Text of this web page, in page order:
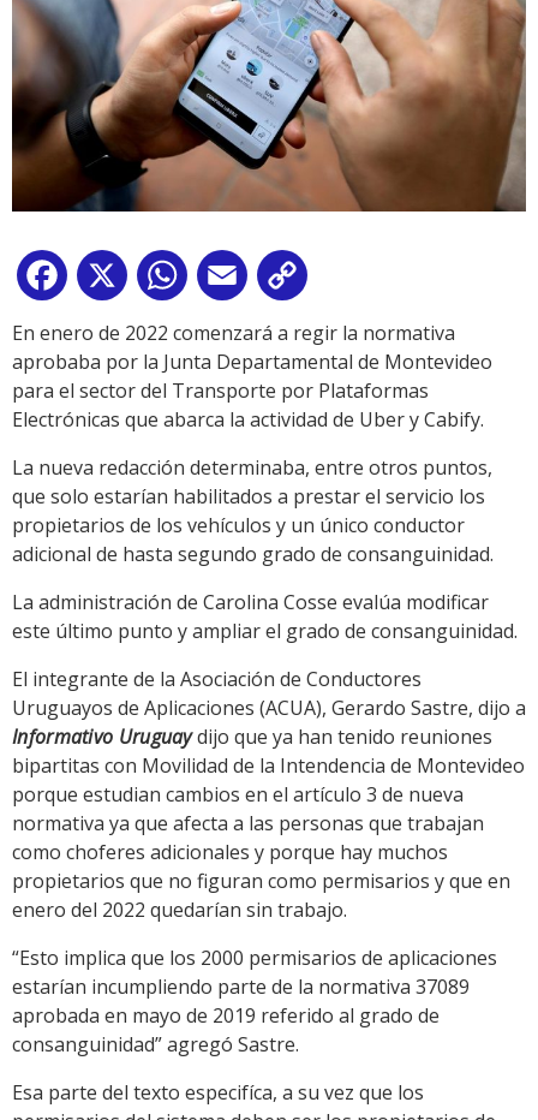
Facebook
X WhatsApp
Email
Link
En enero de 2022 comenzará a regir la normativa
aprobaba por la Junta Departamental de Montevideo
para el sector del Transporte por Plataformas
Electrónicas que abarca la actividad de Uber y Cabify.
La nueva redacción determinaba, entre otros puntos,
que solo estarían habilitados a prestar el servicio los
propietarios de los vehículos y un único conductor
adicional de hasta segundo grado de consanguinidad.
La administración de Carolina Cosse evalúa modificar
este último punto y ampliar el grado de consanguinidad.
El integrante de la Asociación de Conductores
Uruguayos de Aplicaciones (ACUA), Gerardo Sastre, dijo a
Informativo Uruguaydijo que ya han tenido reuniones
bipartitas con Movilidad de la Intendencia de Montevideo
porque estudian cambios en el artículo 3 de nueva
normativa ya que afecta a las personas que trabajan
como choferes adicionales y porque hay muchos
propietarios que no figuran como permisarios y que en
enero del 2022 quedarían sin trabajo.
“Esto implica que los 2000 permisarios de aplicaciones
estarían incumpliendo parte de la normativa 37089
aprobada en mayo de 2019 referido al grado de
consanguinidad” agregó Sastre.
Esa parte del texto especifíca, a su vez que los